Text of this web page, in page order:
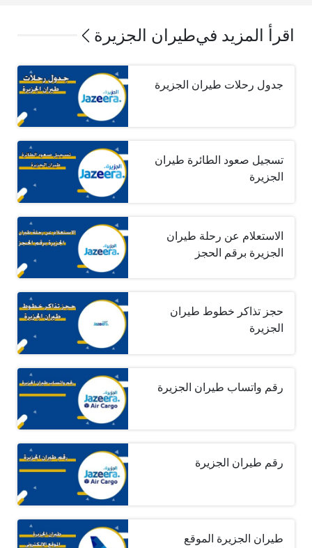
اقرأ المزيد فيطيران الجزيرة
جدول رحلات طيران الجزيرة
تسجيل صعود الطائرة طيران
الجزيرة
الاستعلام عن رحلة طيران
الجزيرة برقم الحجز
حجز تذاكر خطوط طيران
الجزيرة
رقم واتساب طيران الجزيرة
رقم طيران الجزيرة
طيران الجزيرة الموقع